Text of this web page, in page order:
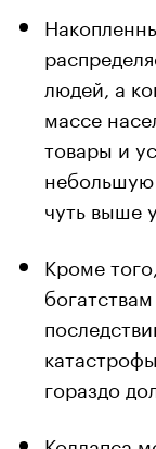
людей, а
массе
товары и
небольшую
чуть выше
Кроме
гораздо